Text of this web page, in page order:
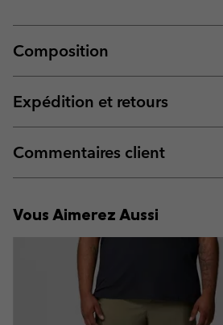
Composition
Expédition et retours
Commentaires client
Vous Aimerez Aussi